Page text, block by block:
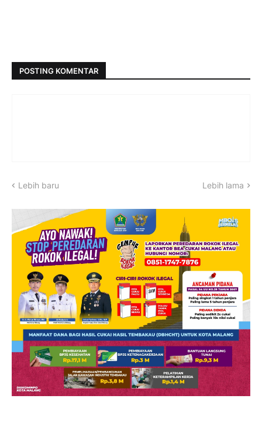
POSTING KOMENTAR
Lebih baru Lebih lama